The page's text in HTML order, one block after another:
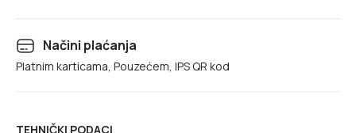
Načini plaćanja
Platnim karticama, Pouzećem, IPS QR kod
TEHNIČKI PODACI